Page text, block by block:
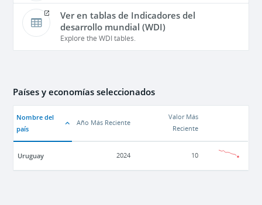
Ver en tablas de Indicadores del
desarrollo mundial (WDI)
Explore the WDI tables.
Países y economías seleccionados
Nombre del
país
Año Más Reciente
Valor Más
Reciente
Uruguay 2024 10